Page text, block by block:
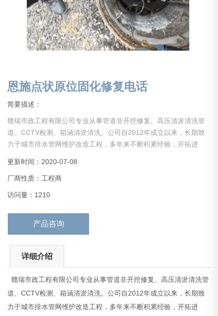
恩施点状原位固化修复电话
简要描述：
赣瑞市政工程有限公司专业从事管道非开挖修复、高压清淤清洗管
道、CCTV检测、箱涵清淤清洗。公司自2012年成立以来，长期致
力于城市排水管网维护改造工程，多年来不断积累经验，开拓进
现公司设备齐全，经验丰富，具备中大型项目管理能力。公司长期
以来在同行业里保持人才、技术、设备水平，服务于社会各界！
恩施点状原位固化修复电话
更新时间：2020-07-08
厂商性质：工程商
访问量：1210
产品咨询
详细介绍
赣瑞市政工程有限公司专业从事管道非开挖修复、高压清淤清洗管
道、CCTV检测、箱涵清淤清洗。公司自2012年成立以来，长期致
力于城市排水管网维护改造工程，多年来不断积累经验，开拓进